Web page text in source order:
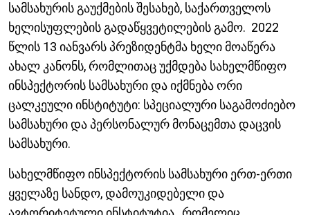
სამსახურის გაუქმების შესახებ, საქართველოს
ხელისუფლების გადაწყვეტილების გამო. 2022
წლის 13 იანვარს პრეზიდენტმა ხელი მოაწერა
ახალ კანონს, რომლითაც უქმდება სახელმწიფო
ინსპექტორის სამსახური და იქმნება ორი
ცალკეული ინსტიტუტი: სპეციალური საგამოძიებო
სამსახური და პერსონალურ მონაცემთა დაცვის
სამსახური.
სახელმწიფო ინსპექტორის სამსახური ერთ-ერთი
ყველაზე სანდო, დამოუკიდებელი და